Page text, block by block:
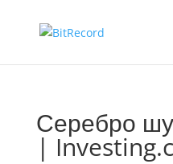
Серебро
|